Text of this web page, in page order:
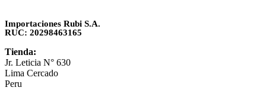
Importaciones Rubi S.A.
RUC: 20298463165
Tienda:
Jr. Leticia N° 630
Lima Cercado
Peru